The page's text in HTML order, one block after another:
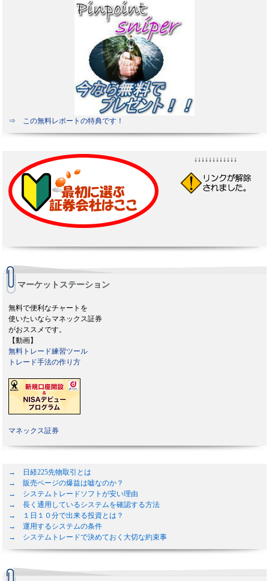
⇒ この無料レポートの特典です！
↓↓↓↓↓↓↓↓↓↓↓↓
マーケットステーション
無料で便利なチャートを
使いたいならマネックス証券
がおススメです。
【動画】
無料トレード練習ツール
トレード手法の作り方
マネックス証券
→ 日経225先物取引とは
→ 販売ページの爆益は嘘なのか？
→ システムトレードソフトが安い理由
→ 長く通用しているシステムを確認する方法
→ １日１０分で出来る投資とは？
→ 運用するシステムの条件
→ システムトレードで決めておく大切な約束事